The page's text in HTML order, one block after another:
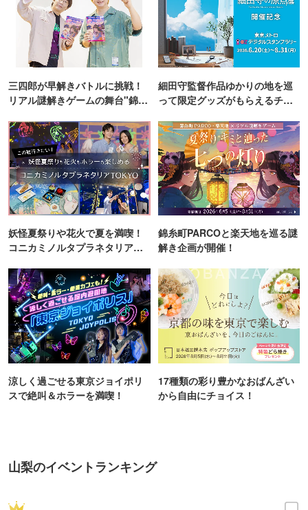
三四郎が早解きバトルに挑戦！
リアル謎解きゲームの舞台"錦糸
細田守監督作品ゆかりの地を巡
って限定グッズがもらえるチャ
妖怪夏祭りや花火で夏を満喫！
コニカミノルタプラネタリア
錦糸町PARCOと楽天地を巡る謎
解き企画が開催！
涼しく過ごせる東京ジョイポリ
スで絶叫＆ホラーを満喫！
17種類の彩り豊かなおばんざい
から自由にチョイス！
山梨のイベントランキング